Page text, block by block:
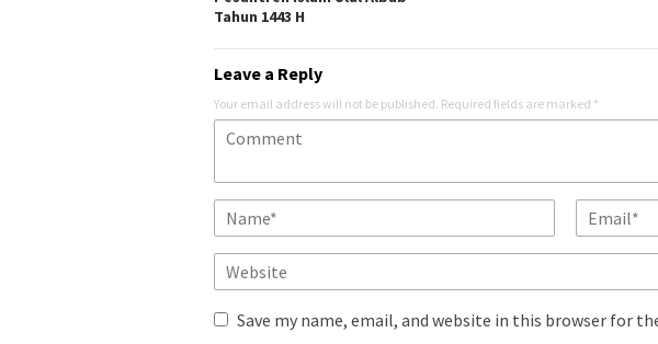
Tahun 1443 H
Leave a Reply
Your email address will not be published. Required fields are marked *
Save my name, email, and website in this browser for